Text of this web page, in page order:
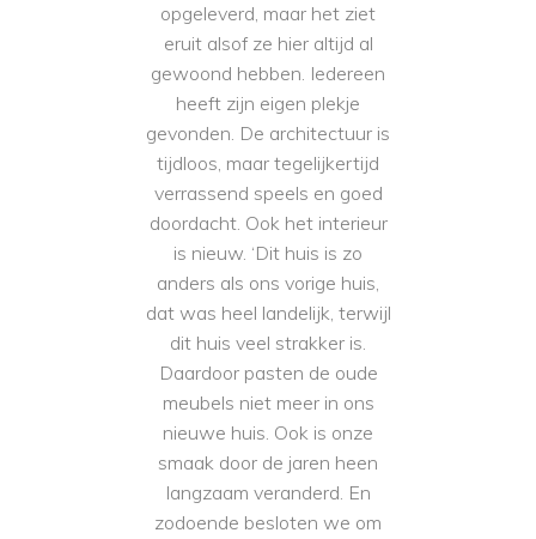
opgeleverd, maar het ziet
eruit alsof ze hier altijd al
gewoond hebben. Iedereen
heeft zijn eigen plekje
gevonden. De architectuur is
tijdloos, maar tegelijkertijd
verrassend speels en goed
doordacht. Ook het interieur
is nieuw. ‘Dit huis is zo
anders als ons vorige huis,
dat was heel landelijk, terwijl
dit huis veel strakker is.
Daardoor pasten de oude
meubels niet meer in ons
nieuwe huis. Ook is onze
smaak door de jaren heen
langzaam veranderd. En
zodoende besloten we om